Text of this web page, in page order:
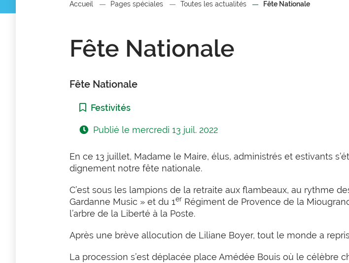
Accueil Pages spéciales Toutes les actualités Fête Nationale
Fête Nationale
Fête Nationale
Catégorie :
Festivités
Publié le mercredi 13 juil. 2022
En ce 13 juillet, Madame le Maire, élus, administrés et estivants
dignement notre fête nationale.
C’est sous les lampions de la retraite aux flambeaux, au rythme
Gardanne Music » et du 1er Régiment de Provence de la
l’arbre de la Liberté à la Poste.
Après une brève allocution de Liliane Boyer, tout le monde a
La procession s’est déplacée place Amédée Bouis où le célèbre